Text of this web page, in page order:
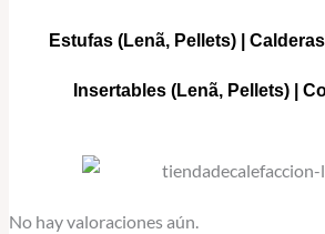
Estufas (Lenã, Pellets) Calderas
Insertables (Lenã, Pellets) |
No hay valoraciones aún.